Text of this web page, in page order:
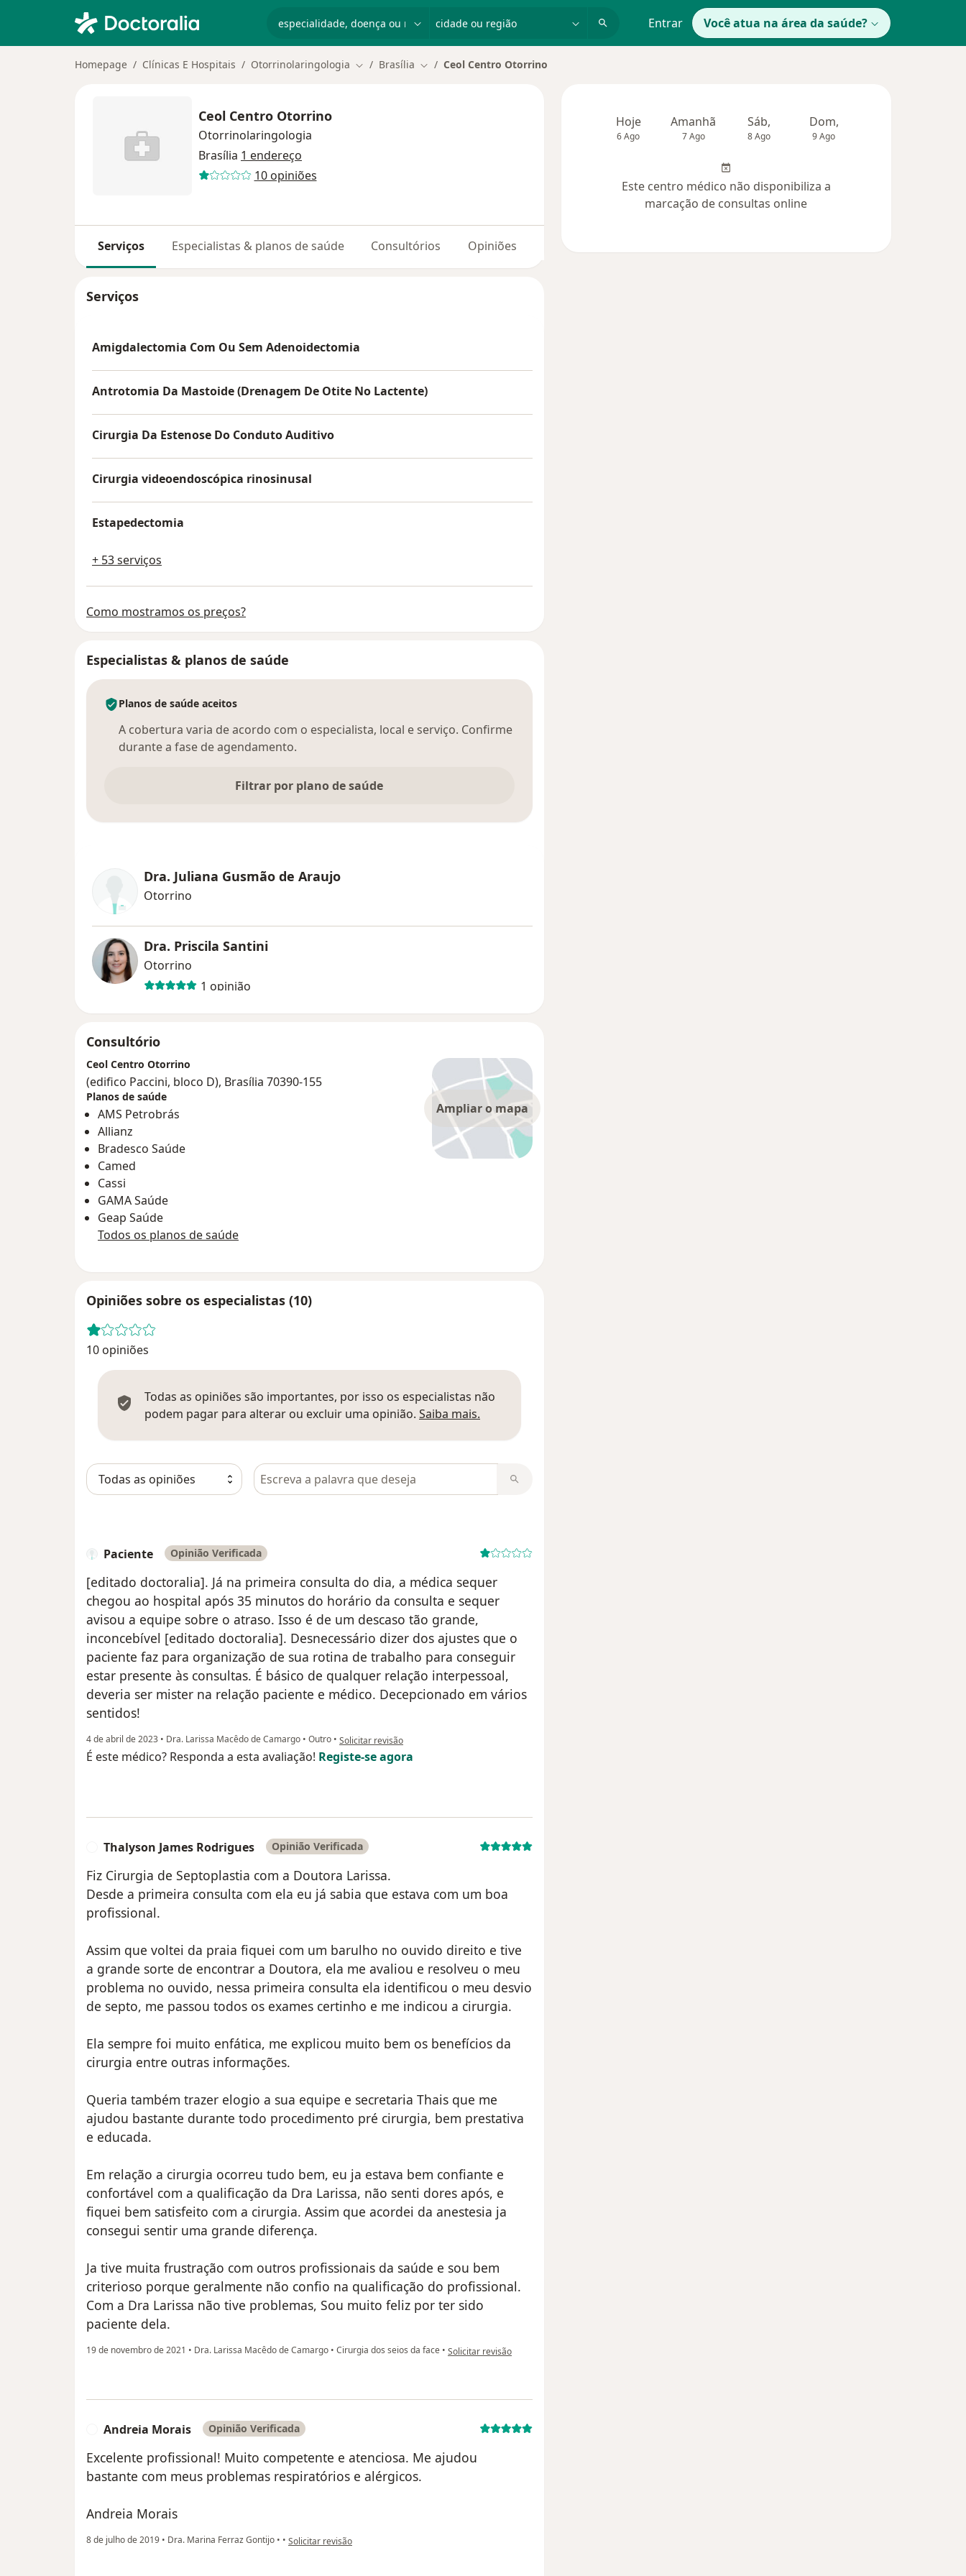
Entrar Você atua na área da saúde?
Homepage Clínicas E Hospitais Otorrinolaringologia Mudar de cidade
Brasília Mudar de cidade
Ceol Centro Otorrino
Ceol Centro Otorrino
Otorrinolaringologia
Brasília 1 endereço
10 opiniões
Serviços Especialistas & planos de saúde Consultórios Opiniões
Serviços
Amigdalectomia Com Ou Sem Adenoidectomia
Antrotomia Da Mastoide (Drenagem De Otite No Lactente)
Cirurgia Da Estenose Do Conduto Auditivo
Cirurgia videoendoscópica rinosinusal
Estapedectomia
+ 53 serviços
Como mostramos os preços?
Especialistas & planos de saúde
Planos de saúde aceitos
A cobertura varia de acordo com o especialista, local e serviço. Confirme
durante a fase de agendamento.
Filtrar por plano de saúde
Dra. Juliana Gusmão de Araujo
Otorrino
Dra. Priscila Santini
Otorrino
1 opinião
Consultório
Ampliar o mapa
Ceol Centro Otorrino
(edifico Paccini, bloco D), Brasília 70390-155
Planos de saúde
AMS Petrobrás
Allianz
Bradesco Saúde
Camed
Cassi
GAMA Saúde
Geap Saúde
Todos os planos de saúde
Opiniões sobre os especialistas (10)
10 opiniões
Todas as opiniões são importantes, por isso os especialistas não
podem pagar para alterar ou excluir uma opinião. Saiba mais.
Pesquisar em opiniões
Paciente Opinião Verificada
[editado doctoralia]. Já na primeira consulta do dia, a médica sequer
chegou ao hospital após 35 minutos do horário da consulta e sequer
avisou a equipe sobre o atraso. Isso é de um descaso tão grande,
inconcebível [editado doctoralia]. Desnecessário dizer dos ajustes que o
paciente faz para organização de sua rotina de trabalho para conseguir
estar presente às consultas. É básico de qualquer relação interpessoal,
deveria ser mister na relação paciente e médico. Decepcionado em vários
sentidos!
4 de abril de 2023 • Dra. Larissa Macêdo de Camargo • Outro • na opinião do utilizador Paciente
Solicitar revisão
É este médico? Responda a esta avaliação! Registe-se agora
Thalyson James Rodrigues Opinião Verificada
Fiz Cirurgia de Septoplastia com a Doutora Larissa.
Desde a primeira consulta com ela eu já sabia que estava com um boa
profissional.
Assim que voltei da praia fiquei com um barulho no ouvido direito e tive
a grande sorte de encontrar a Doutora, ela me avaliou e resolveu o meu
problema no ouvido, nessa primeira consulta ela identificou o meu desvio
de septo, me passou todos os exames certinho e me indicou a cirurgia.
Ela sempre foi muito enfática, me explicou muito bem os benefícios da
cirurgia entre outras informações.
Queria também trazer elogio a sua equipe e secretaria Thais que me
ajudou bastante durante todo procedimento pré cirurgia, bem prestativa
e educada.
Em relação a cirurgia ocorreu tudo bem, eu ja estava bem confiante e
confortável com a qualificação da Dra Larissa, não senti dores após, e
fiquei bem satisfeito com a cirurgia. Assim que acordei da anestesia ja
consegui sentir uma grande diferença.
Ja tive muita frustração com outros profissionais da saúde e sou bem
criterioso porque geralmente não confio na qualificação do profissional.
Com a Dra Larissa não tive problemas, Sou muito feliz por ter sido
paciente dela.
19 de novembro de 2021 • Dra. Larissa Macêdo de Camargo • Cirurgia dos seios da face • na opinião do utilizador Thalyson James Rodrigues
Solicitar revisão
Andreia Morais Opinião Verificada
Excelente profissional! Muito competente e atenciosa. Me ajudou
bastante com meus problemas respiratórios e alérgicos.
Andreia Morais
8 de julho de 2019 • Dra. Marina Ferraz Gontijo • • na opinião do utilizador Andreia Morais
Solicitar revisão
Hoje
6 Ago
Amanhã
7 Ago
Sáb,
8 Ago
Dom,
9 Ago
Este centro médico não disponibiliza a
marcação de consultas online